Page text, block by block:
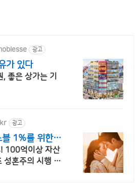
광고
가 있다
좋은 상가는 기
광고
블 1%를 위한
100억이상 자산
혼주의 시행 변